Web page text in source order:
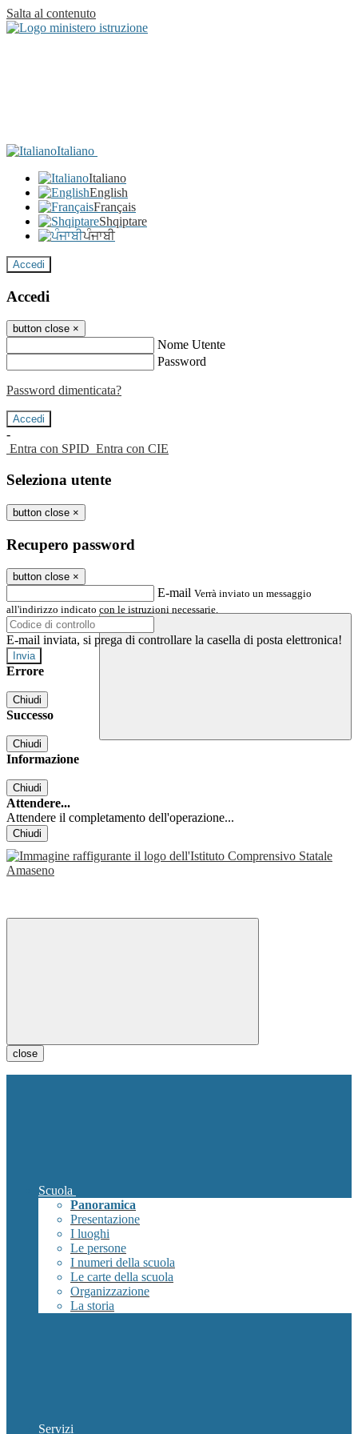
Salta al contenuto
Italiano
Italiano
English
Français
Shqiptare
ਪੰਜਾਬੀ
Accedi
Accedi
button close ×
Nome Utente
Password
Password dimenticata?
-
Entra con SPID Entra con CIE
Seleziona utente
button close ×
Recupero password
button close ×
E-mail Verrà inviato un messaggio
all'indirizzo indicato con le istruzioni necessarie.
E-mail inviata, si prega di controllare la casella di posta elettronica!
Errore
Chiudi
Successo
Chiudi
Informazione
Chiudi
Attendere...
Attendere il completamento dell'operazione...
Chiudi
close
Scuola
Panoramica
Presentazione
I luoghi
Le persone
I numeri della scuola
Le carte della scuola
Organizzazione
La storia
Servizi